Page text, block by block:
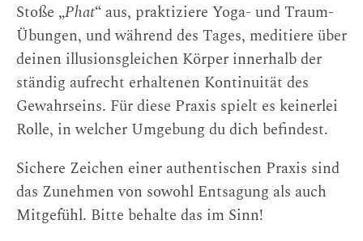
Stoße „Phat“ aus, praktiziere Yoga- und Traum-
Übungen, und während des Tages, meditiere über
deinen illusionsgleichen Körper innerhalb der
ständig aufrecht erhaltenen Kontinuität des
Gewahrseins. Für diese Praxis spielt es keinerlei
Rolle, in welcher Umgebung du dich befindest.
Sichere Zeichen einer authentischen Praxis sind
das Zunehmen von sowohl Entsagung als auch
Mitgefühl. Bitte behalte das im Sinn!